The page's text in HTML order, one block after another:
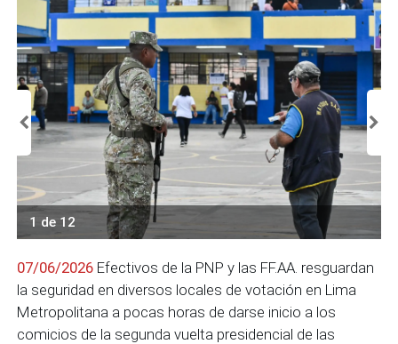
1 de 12
07/06/2026 Efectivos de la PNP y las FF.AA. resguardan
la seguridad en diversos locales de votación en Lima
Metropolitana a pocas horas de darse inicio a los
comicios de la segunda vuelta presidencial de las